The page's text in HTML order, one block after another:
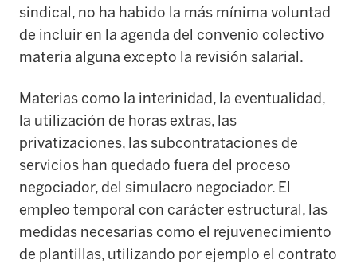
sindical, no ha habido la más mínima voluntad
de incluir en la agenda del convenio colectivo
materia alguna excepto la revisión salarial.
Materias como la interinidad, la eventualidad,
la utilización de horas extras, las
privatizaciones, las subcontrataciones de
servicios han quedado fuera del proceso
negociador, del simulacro negociador. El
empleo temporal con carácter estructural, las
medidas necesarias como el rejuvenecimiento
de plantillas, utilizando por ejemplo el contrato